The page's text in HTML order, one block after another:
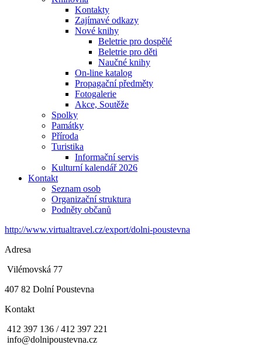
Kontakty
Zajímavé odkazy
Nové knihy
Beletrie pro dospělé
Beletrie pro děti
Naučné knihy
On-line katalog
Propagační předměty
Fotogalerie
Akce, Soutěže
Spolky
Památky
Příroda
Turistika
Informační servis
Kulturní kalendář 2026
Kontakt
Seznam osob
Organizační struktura
Podněty občanů
http://www.virtualtravel.cz/export/dolni-poustevna
Adresa
Vilémovská 77
407 82 Dolní Poustevna
Kontakt
412 397 136 / 412 397 221
info@dolnipoustevna.cz